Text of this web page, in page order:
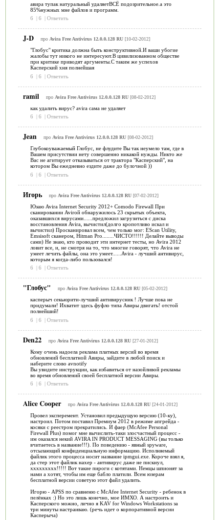
авира тупак натуральный удаляетВСЁ подозрительное.а это
85%нужных мне файлов и программ.
6
| 6 | Ответить
J-D про Avira Free Antivirus 12.0.0.128 RU[10-02-2012]
"Глобус" критика должна быть конструктивной.И ваши убогие
жалобы тут никого не интересуют.В цивилизованном обществе
при критике приводят аргументы.С таким же успехов
Касперский хня полнейшая
6
| 6 | Ответить
ramil про Avira Free Antivirus 12.0.0.128 RU[08-02-2012]
как удалить вирус? avira сама не удаляет
6
| 6 | Ответить
Jean про Avira Free Antivirus 12.0.0.128 RU[08-02-2012]
Глубокоуважаемый Глобус, не флудите Вы так неумело там, где в
Вашем присутствии нету совершенно никакой нужды. Никто же
Вас не агитирует отказываться от трактора "Касперский", на
котором Вы ежедневно ездите даже до булочной ))
6
| 6 | Ответить
Игорь про Avira Free Antivirus 12.0.0.128 RU[07-02-2012]
Юзаю Avira Internet Security 2012+ Comodo Firewall При
сканировании Avirой обнаружилось 23 скрытых объекта,
оказавшихся вирусами......предложил загрузиться с диска
восстановления Avira, вычистил(долго кропотливо искал и
вычистил) Просканировал всем, чем только мог: EScan Utility,
Emsisoft сканером, Hitman Pro........ЧИСТО!!!!!! Делайте выводы
сами) Не знаю, кто проводит эти интернет тесты, но Avira 2012
ловит все, и, не смотря на то, что многие говорят, что Avira не
умеет лечить файлы, она это умеет......Avira - лучший антивирус,
которым я когда-либо пользовался!
6
| 6 | Ответить
"Глобус" про Avira Free Antivirus 12.0.0.128 RU[05-02-2012]
касперыч секьюрити-лучший антивирусник ! Лучше пока не
придумали! Ихватит здесь фуфло типа Авиры двигать! отстой
полнейший!
6
| 6 | Ответить
Den22 про Avira Free Antivirus 12.0.0.128 RU[27-01-2012]
Кому очень надоела реклама платных версий во время
обновлений бесплатной Авиры, зайдите в любой поиск и
наберите слово avnotify
Вы увидите инструкции, как избавиться от назойливой рекламы
во время обновлений своей бесплатной версии Авиры.
6
| 6 | Ответить
Alice Cooper про Avira Free Antivirus 12.0.0.128 RU[24-01-2012]
Провел эксперемент. Установил предыдущую версию (10-ку),
настроил. Потом поставил Премиум 2012 в режиме апгрейда -
косяки с реестром прекратились. И фаер (McAfee Personal
Firewall Plus) помог мне вычислить-таки злосчастный процесс -
им оказался некий AVIRA IN PRODUCT MESSAGING (вы только
вчитаетесь в название!!!). По поведению - явный spyware,
отсылающий конфиденциальную информацию. Исполняемый
файлик этого процесса носит название ipmgui.exe. Короче взял я,
да стер этот файлик нахер - антивирус даже не пискнул,
ххххххххх!!!!! Вот такие пироги с котятами. Немцы шпионят за
нами а хотят, чтобы им еще бабло платили. Всем юзерам
бесплатной версии советую этот файл удалить.
Игорю - APSS по сравненю с McAfee Internet Security - ребенок в
пелёнках :) Но это лишь конечно, мое ИМХО. А настроить и
Касперского можно, лично я KAV for Windows Workstations за
три минуты настраиваю. (речь идет о корпоративной версии
Касперыча)